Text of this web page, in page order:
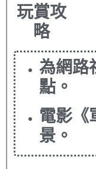
玩賞攻
略
為網路
點。
電影《
景。